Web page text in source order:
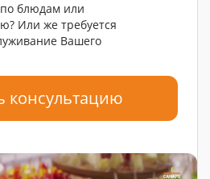
блюдам или
Или же требуется
Вашего
консультацию